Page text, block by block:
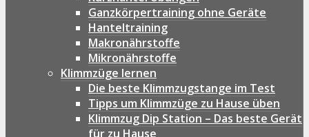
Ganzkörpertraining ohne Geräte
Hanteltraining
Makronährstoffe
Mikronährstoffe
Klimmzüge lernen
Die beste Klimmzugstange im Test
Tipps um Klimmzüge zu Hause üben
Klimmzug Dip Station – Das beste Gerät
für zu Hause